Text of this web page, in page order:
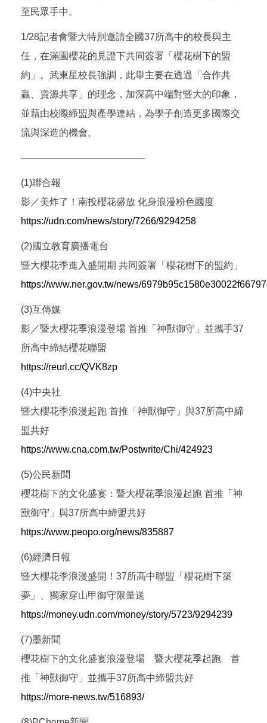
至民眾手中。
1/28記者會暨大特別邀請全國37所高中的校長與主
任，在滿園櫻花的見證下共同簽署「櫻花樹下的盟
約」。武東星校長強調，此舉主要在透過「合作共
贏、資源共享」的理念，加深高中端對暨大的印象，
並藉由校際締盟與產學連結，為學子創造更多國際交
流與深造的機會。
—————————————
(1)聯合報
影／美炸了！南投櫻花盛放 化身浪漫粉色國度
https://udn.com/news/story/7266/9294258
(2)國立教育廣播電台
暨大櫻花季進入盛開期 共同簽署「櫻花樹下的盟約」
https://www.ner.gov.tw/news/6979b95c1580e30022f66797
(3)互傳媒
影／暨大櫻花季浪漫登場 首推「神獸御守」並攜手37
所高中締結櫻花聯盟
https://reurl.cc/QVK8zp
(4)中央社
暨大櫻花季浪漫起跑 首推「神獸御守」與37所高中締
盟共好
https://www.cna.com.tw/Postwrite/Chi/424923
(5)公民新聞
櫻花樹下的文化盛宴：暨大櫻花季浪漫起跑 首推「神
獸御守」與37所高中締盟共好
https://www.peopo.org/news/835887
(6)經濟日報
暨大櫻花季浪漫盛開！37所高中聯盟「櫻花樹下築
夢」、獨家穿山甲御守限量送
https://money.udn.com/money/story/5723/9294239
(7)墨新聞
櫻花樹下的文化盛宴浪漫登場 暨大櫻花季起跑 首
推「神獸御守」並攜手37所高中締盟共好
https://more-news.tw/516893/